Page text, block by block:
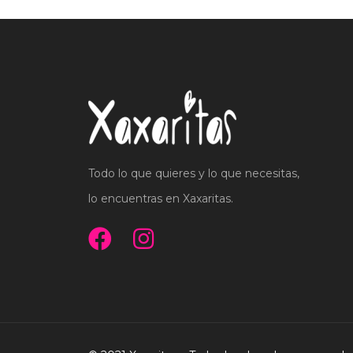
Todo lo que quieres y lo que necesitas,
lo encuentras en Xaxaritas.